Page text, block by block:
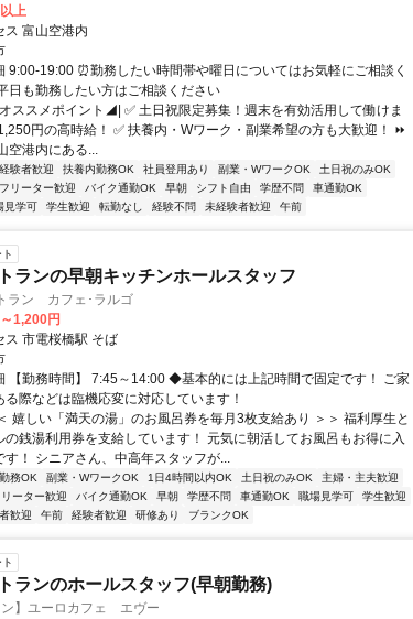
上
ス 富山空港内
9:00-19:00 ⏰勤務したい時間帯や曜日についてはお気軽にご相談く
日も勤務したい方はご相談ください
ススメポイント◢| ✅ 土日祝限定募集！週末を有効活用して働けま
円の高時給！ ✅ 扶養内・Wワーク・副業希望の方も大歓迎！ ⏩
空港内にある...
験者歓迎 扶養内勤務OK 社員登用あり 副業・WワークOK
土日祝のみOK
フリーター歓迎 バイク通勤OK 早朝 シフト自由 学歴不問
車通勤OK
見学可 学生歓迎 転勤なし 経験不問 未経験者歓迎 午前
ランの早朝キッチンホールスタッフ
ラン カフェ･ラルゴ
1,200円
ス 市電桜橋駅 そば
【勤務時間】 7:45～14:00 ◆基本的には上記時間で固定です！ ご家
る際などは臨機応変に対応しています！
嬉しい「満天の湯」のお風呂券を毎月3枚支給あり ＞＞ 福利厚生と
の銭湯利用券を支給しています！ 元気に朝活してお風呂もお得に入
す！ シニアさん、中高年スタッフが...
務OK 副業・WワークOK 1日4時間以内OK 土日祝のみOK
主婦・主夫歓迎
リーター歓迎 バイク通勤OK 早朝 学歴不問 車通勤OK 職場見学可
学生歓迎
歓迎 午前 経験者歓迎 研修あり ブランクOK
ランのホールスタッフ(早朝勤務)
ン】ユーロカフェ エヴー